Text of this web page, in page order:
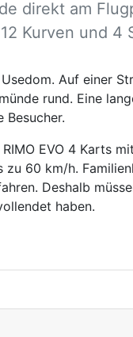
direkt am
Kurven und 4
Auf einer
rund. Eine
Besucher.
EVO 4 Karts
60 km/h.
Deshalb
haben.